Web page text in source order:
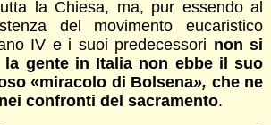
la Chiesa, ma, pur essendo al
del movimento eucaristico
IV e i suoi predecessori non si
la gente in Italia non ebbe il suo
«miracolo di Bolsena», che ne
confronti del sacramento.